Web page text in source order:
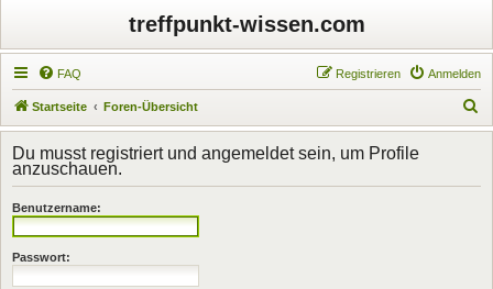
treffpunkt-wissen.com
FAQ Anmelden
Registrieren
Startseite Foren-Übersicht
u
h
Du musst registriert und angemeldet sein, um Profile
anzuschauen.
Benutzername:
Passwort: